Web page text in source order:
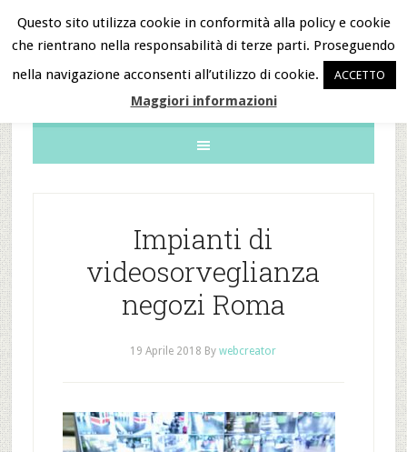
B&B Notizie
Impianti di
videosorveglianza
negozi Roma
19 Aprile 2018 Bywebcreator
Questo sito utilizza cookie in conformità alla policy e cookie
che rientrano nella responsabilità di terze parti. Proseguendo
nella navigazione acconsenti all’utilizzo di cookie.
ACCETTO
Maggiori informazioni